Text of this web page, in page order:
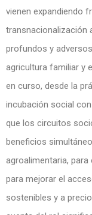
vienen expandiendo
transnacionalización
profundos y
agricultura familiar y
en curso, desde la
incubación social
que los circuitos
beneficios
agroalimentaria,
para mejorar el
sostenibles y a